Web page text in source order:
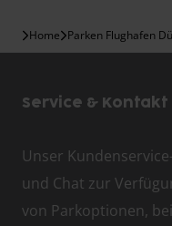
Home Parken Flughafen
Service & Kontakt
Unser
und Chat zur
von Parkoptionen,